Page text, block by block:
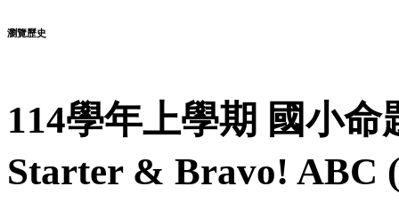
瀏覽歷史
114學年上學期 國小
Starter & Bravo! ABC